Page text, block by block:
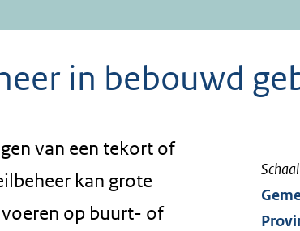
in bebouwd
van een tekort of
kan grote
voeren op buurt- of
Schaal